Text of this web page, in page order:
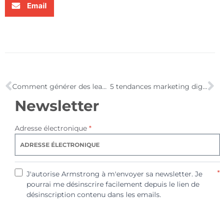
Email
Comment générer des leads qualifiés & rentabiliser votre marketing digital en 2015 [Webinar] 5 tendances marketing digital en 2015
Newsletter
Adresse électronique *
J'autorise Armstrong à m'envoyer sa newsletter. Je
pourrai me désinscrire facilement depuis le lien de
désinscription contenu dans les emails.
*